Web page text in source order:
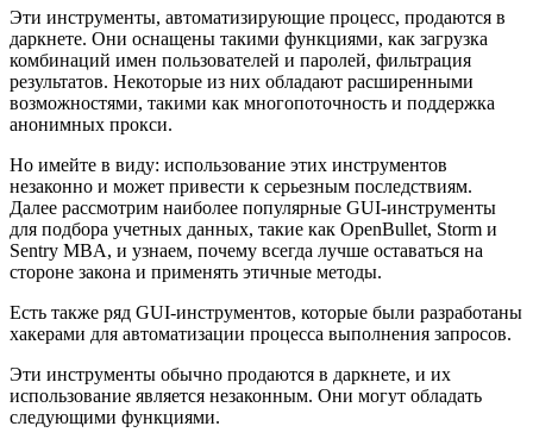
Эти инструменты, автоматизирующие процесс, продаются в
даркнете. Они оснащены такими функциями, как загрузка
комбинаций имен пользователей и паролей, фильтрация
результатов. Некоторые из них обладают расширенными
возможностями, такими как многопоточность и поддержка
анонимных прокси.
Но имейте в виду: использование этих инструментов
незаконно и может привести к серьезным последствиям.
Далее рассмотрим наиболее популярные GUI-инструменты
для подбора учетных данных, такие как OpenBullet, Storm и
Sentry MBA, и узнаем, почему всегда лучше оставаться на
стороне закона и применять этичные методы.
Есть также ряд GUI-инструментов, которые были разработаны
хакерами для автоматизации процесса выполнения запросов.
Эти инструменты обычно продаются в даркнете, и их
использование является незаконным. Они могут обладать
следующими функциями.